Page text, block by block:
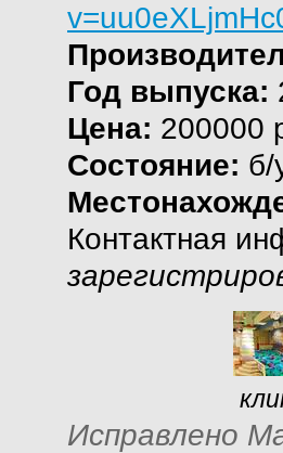
Год выпуска:
Цена: 200000
Состояние: б/
Контактная
Исправлено